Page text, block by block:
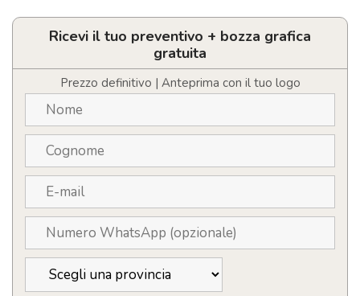
in
bambù
personalizzabile
con
quantità
Ricevi il tuo preventivo + bozza grafica
gratuita
Prezzo definitivo | Anteprima con il tuo logo